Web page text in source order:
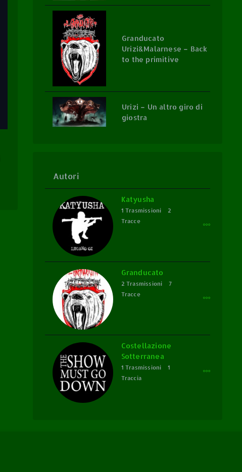
Granducato
Urizi&Malarnese – Back
to the primitive
Urizi – Un altro giro di
giostra
Autori
Katyusha
1 Trasmissioni
2
Tracce
Granducato
2 Trasmissioni
7
Tracce
Costellazione
Sotterranea
1 Trasmissioni
1
Traccia